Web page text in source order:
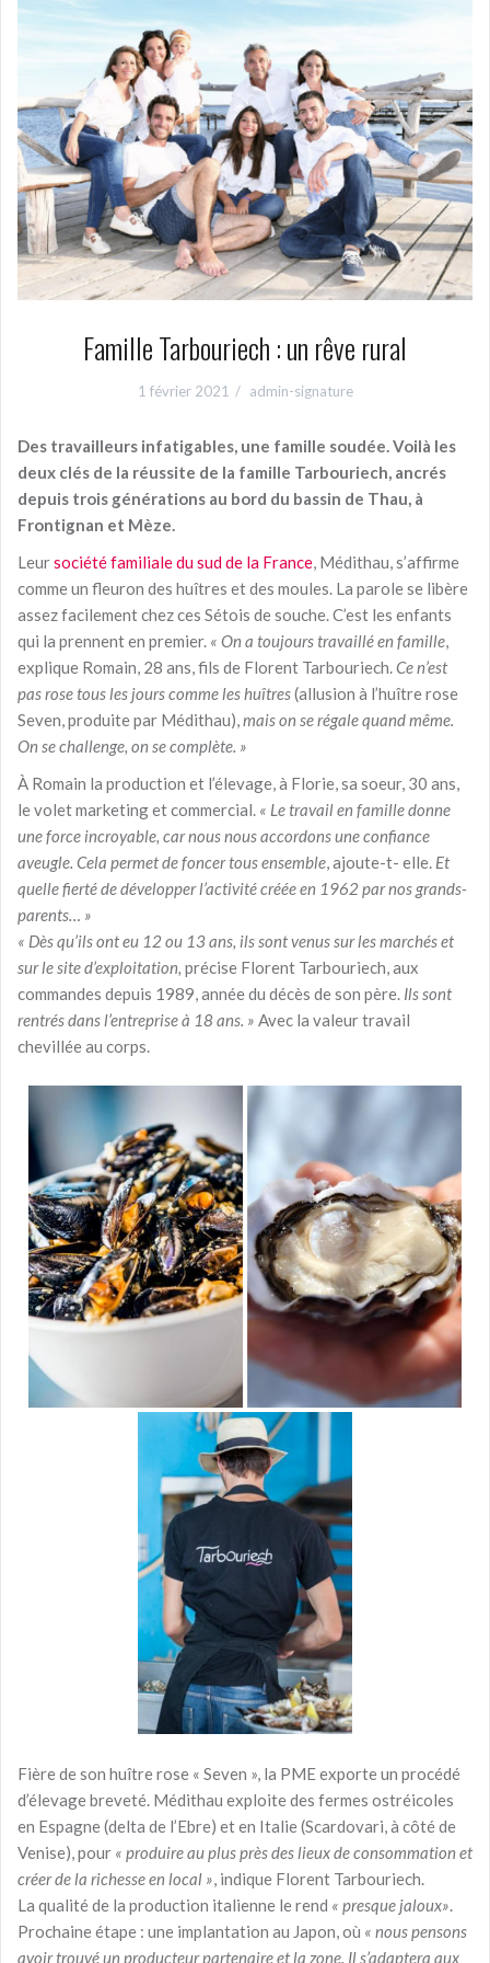
Famille Tarbouriech : un rêve rural
1 février 2021 admin-signature
Des travailleurs infatigables, une famille soudée. Voilà les
deux clés de la réussite de la famille Tarbouriech, ancrés
depuis trois générations au bord du bassin de Thau, à
Frontignan et Mèze.
Leursociété familiale du sud de la France, Médithau, s’affirme
comme un fleuron des huîtres et des moules. La parole se libère
assez facilement chez ces Sétois de souche. C’est les enfants
qui la prennent en premier. « On a toujours travaillé en famille,
explique Romain, 28 ans, fils de Florent Tarbouriech.Ce n’est
pas rose tous les jours comme les huîtres(allusion à l’huître rose
Seven, produite par Médithau),mais on se régale quand même.
On se challenge, on se complète. »
À Romain la production et l’élevage, à Florie, sa soeur, 30 ans,
le volet marketing et commercial. « Le travail en famille donne
une force incroyable, car nous nous accordons une confiance
aveugle. Cela permet de foncer tous ensemble, ajoute-t- elle. Et
quelle fierté de développer l’activité créée en 1962 par nos grands-
parents… »
« Dès qu’ils ont eu 12 ou 13 ans, ils sont venus sur les marchés et
sur le site d’exploitation, précise Florent Tarbouriech, aux
commandes depuis 1989, année du décès de son père. Ils sont
rentrés dans l’entreprise à 18 ans. » Avec la valeur travail
chevillée au corps.
Fière de son huître rose « Seven », la PME exporte un procédé
d’élevage breveté. Médithau exploite des fermes ostréicoles
en Espagne (delta de l’Ebre) et en Italie (Scardovari, à côté de
Venise), pour « produire au plus près des lieux de consommation et
créer de la richesse en local », indique Florent Tarbouriech.
La qualité de la production italienne le rend « presque jaloux».
Prochaine étape : une implantation au Japon, où « nous pensons
avoir trouvé un producteur partenaire et la zone. Il s’adaptera aux